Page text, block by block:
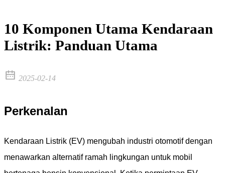
10 Komponen Utama Kendaraan
Listrik: Panduan Utama
2025-02-14
Perkenalan
Kendaraan Listrik (EV) mengubah industri otomotif dengan
menawarkan alternatif ramah lingkungan untuk mobil